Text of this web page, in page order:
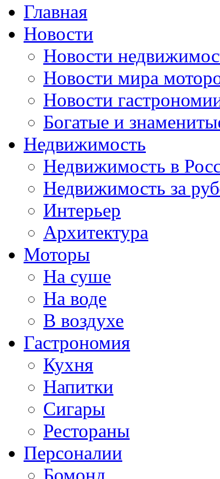
Главная
Новости
Новости
Новости мира
Новости
Богатые и
Недвижимость
Недвижимость в
Недвижимость за
Интерьер
Архитектура
Моторы
На суше
На воде
В воздухе
Гастрономия
Кухня
Напитки
Сигары
Рестораны
Персоналии
Бомонд